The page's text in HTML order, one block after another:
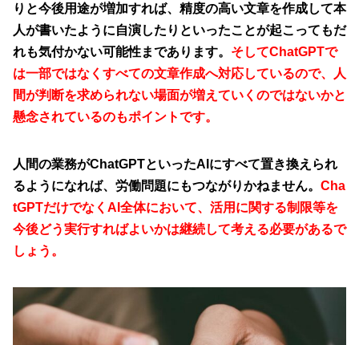
りと今後用途が増加すれば、精度の高い文章を作成して本
人が書いたように自演したりといったことが起こってもだ
れも気付かない可能性まであります。 そしてChatGPTで
は一部ではなくすべての文章作成へ対応しているので、人
間が判断を求められない場面が増えていくのではないかと
懸念されているのもポイントです。
人間の業務がChatGPTといったAIにすべて置き換えられ
るようになれば、労働問題にもつながりかねません。 Cha
tGPTだけでなくAI全体において、活用に関する制限等を
今後どう実行すればよいかは継続して考える必要があるで
しょう。